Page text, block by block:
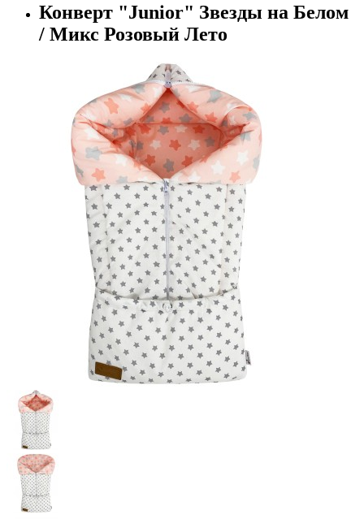
Конверт "Junior" Звезды на Белом
/ Микс Розовый Лето